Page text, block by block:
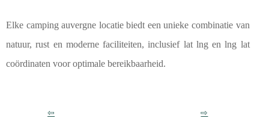
Elke camping auvergne locatie biedt een unieke combinatie van
natuur, rust en moderne faciliteiten, inclusief lat lng en lng lat
coördinaten voor optimale bereikbaarheid.